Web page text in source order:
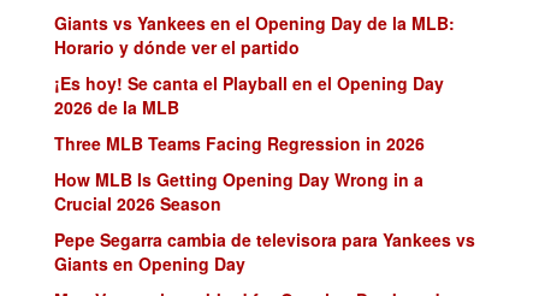
Giants vs Yankees en el Opening Day de la MLB:
Horario y dónde ver el partido
¡Es hoy! Se canta el Playball en el Opening Day
2026 de la MLB
Three MLB Teams Facing Regression in 2026
How MLB Is Getting Opening Day Wrong in a
Crucial 2026 Season
Pepe Segarra cambia de televisora para Yankees vs
Giants en Opening Day